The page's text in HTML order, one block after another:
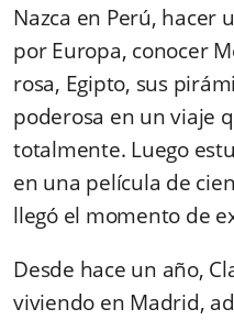
Nazca en Perú, hacer
por Europa, conocer
rosa, Egipto, sus
poderosa en un viaje
totalmente. Luego
en una película de
llegó el momento de
Desde hace un año,
viviendo en Madrid,